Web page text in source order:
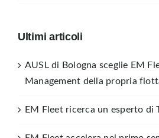
Ultimi articoli
AUSL di Bologna sceglie EM
Management della propria
EM Fleet ricerca un esperto di